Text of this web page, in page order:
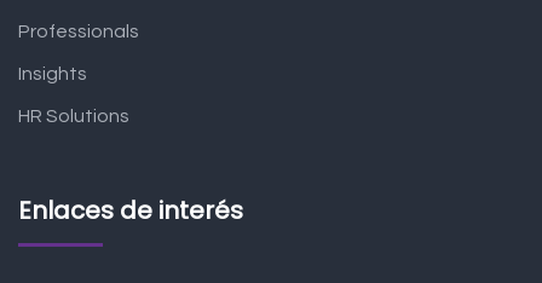
Professionals
Insights
HR Solutions
Enlaces de interés